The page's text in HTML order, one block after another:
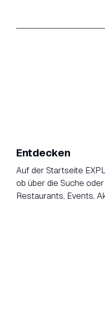
Entdecken
Auf der Startseite
ob über die Suche
Restaurants, Events,